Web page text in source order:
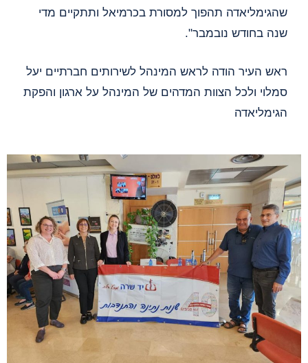
שהגימליאדה תהפוך למסורת בכרמיאל ותתקיים מדי
שנה בחודש נובמבר".
ראש העיר הודה לראש המינהל לשירותים חברתיים יעל
סמלוי ולכל הצוות המדהים של המינהל על ארגון והפקת
הגימליאדה